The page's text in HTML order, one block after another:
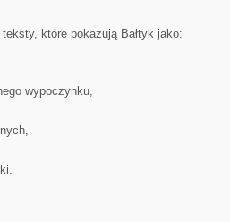
które pokazują Bałtyk jako:
wypoczynku,